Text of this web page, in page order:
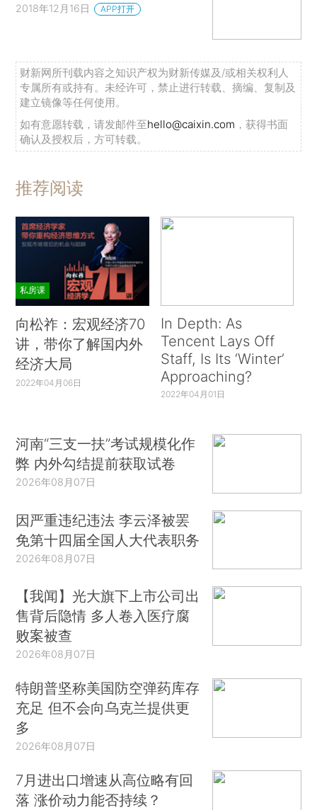
2018年12月16日 APP打开
财新网所刊载内容之知识产权为财新传媒及/或相关权利人
专属所有或持有。未经许可，禁止进行转载、摘编、复制及
建立镜像等任何使用。
如有意愿转载，请发邮件至hello@caixin.com ，获得书面
确认及授权后，方可转载。
推荐阅读
私房课
向松祚：宏观经济70
讲，带你了解国内外
经济大局
2022年04月06日
In Depth: As
Tencent Lays Off
Staff, Is Its ‘Winter’
Approaching?
2022年04月01日
河南“三支一扶”考试规模化作
弊 内外勾结提前获取试卷
2026年08月07日
因严重违纪违法 李云泽被罢
免第十四届全国人大代表职务
2026年08月07日
【我闻】光大旗下上市公司出
售背后隐情 多人卷入医疗腐
败案被查
2026年08月07日
特朗普坚称美国防空弹药库存
充足 但不会向乌克兰提供更
多
2026年08月07日
7月进出口增速从高位略有回
落 涨价动力能否持续？